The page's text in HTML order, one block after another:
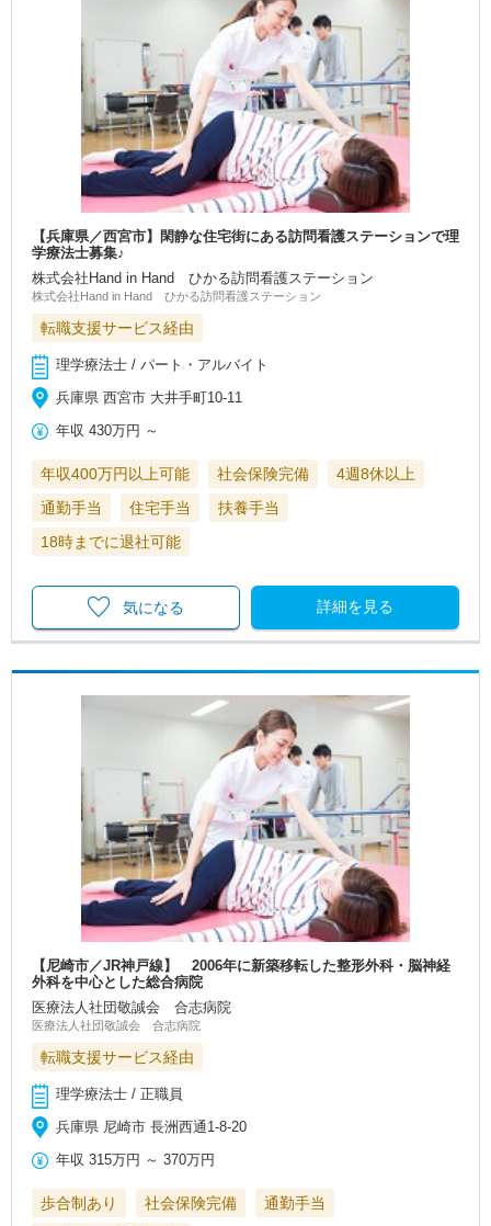
【兵庫県／西宮市】閑静な住宅街にある訪問看護ステーションで理
学療法士募集♪
株式会社Hand in Hand ひかる訪問看護ステーション
株式会社Hand in Hand ひかる訪問看護ステーション
転職支援サービス経由
理学療法士 / パート・アルバイト
兵庫県 西宮市 大井手町10-11
年収 430万円 ～
年収400万円以上可能 社会保険完備
4週8休以上
通勤手当
住宅手当
扶養手当
18時までに退社可能
詳細を見る
気になる
【尼崎市／JR神戸線】 2006年に新築移転した整形外科・脳神経
外科を中心とした総合病院
医療法人社団敬誠会 合志病院
医療法人社団敬誠会 合志病院
転職支援サービス経由
理学療法士 / 正職員
兵庫県 尼崎市 長洲西通1-8-20
年収 315万円 ～370万円
歩合制あり 社会保険完備
通勤手当